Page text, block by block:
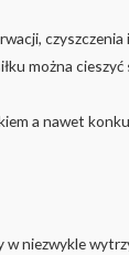
można
a nawet
niezwykle